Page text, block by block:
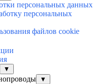
персональных данных
персональных
файлов cookie
▼
▼